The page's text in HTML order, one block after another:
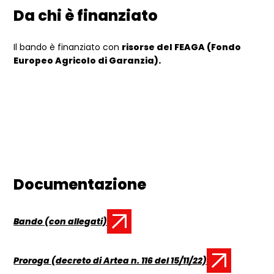
Da chi è finanziato
Il bando è finanziato con risorse del FEAGA (Fondo
Europeo Agricolo di Garanzia).
Documentazione
Documento:
Bando (con allegati)
Documento:
Proroga (decreto di Artea n. 116 del 15/11/22)